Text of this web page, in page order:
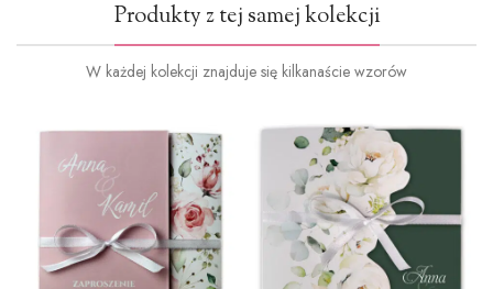
Produkty z tej samej kolekcji
W każdej kolekcji znajduje się kilkanaście wzorów